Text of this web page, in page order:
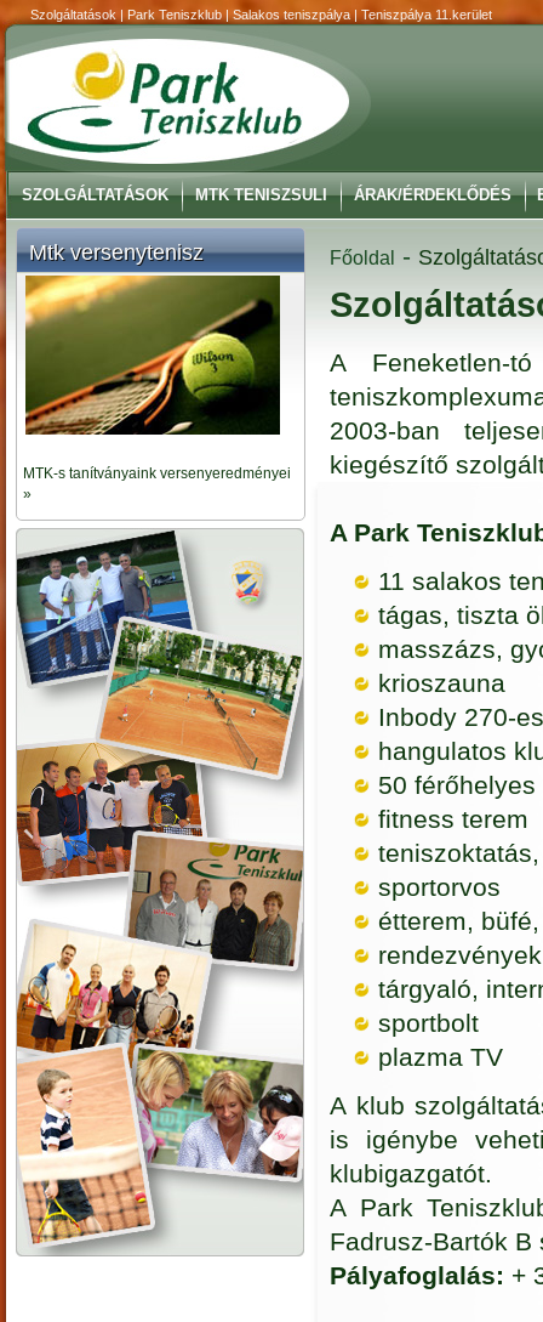
Szolgáltatások | Park Teniszklub | Salakos teniszpálya | Teniszpálya 11.kerület
SZOLGÁLTATÁSOK MTK TENISZSULI ÁRAK/ÉRDEKLŐDÉS
Mtk versenytenisz
MTK-s tanítványaink versenyeredményei
»
Főoldal -
A Feneketlen-
2003-ban
kiegészítő
A Park
11 salakos
tágas, tiszta
masszázs,
krioszauna
Inbody 270-
hangulatos
50
fitness terem
sportorvos
étterem,
tárgyaló,
sportbolt
plazma TV
A klub
is igénybe
klubigazgatót.
A Park
Fadrusz-Bartók B
Pályafoglalás: +